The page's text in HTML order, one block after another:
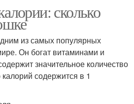
сколько
из самых популярных
Он богат витаминами и
значительное количество
содержится в 1